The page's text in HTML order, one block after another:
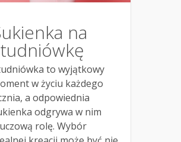
na
to wyjątkowy
w życiu każdego
a odpowiednia
odgrywa w nim
rolę. Wybór